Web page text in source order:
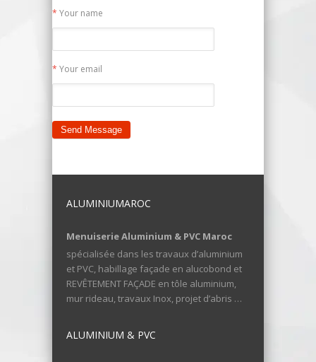
* Your name
* Your email
ALUMINIUMAROC
Menuiserie Aluminium & PVC Maroc
spécialisée dans les travaux d’aluminium
et PVC, habillage façade en alucobond et
REVÊTEMENT FAÇADE en tôle aluminium,
mur rideau, travaux Inox, projet d’abris …
ALUMINIUM & PVC